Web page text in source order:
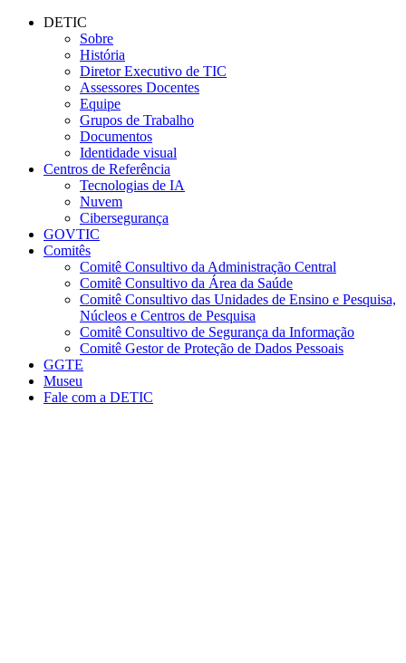
Conteúdo principal
DETIC
Sobre
História
Diretor Executivo de TIC
Assessores Docentes
Equipe
Grupos de Trabalho
Documentos
Identidade visual
Centros de Referência
Tecnologias de IA
Nuvem
Cibersegurança
GOVTIC
Comitês
Comitê Consultivo da Administração Central
Comitê Consultivo da Área da Saúde
Comitê Consultivo das Unidades de Ensino e Pesquisa,
Núcleos e Centros de Pesquisa
Comitê Consultivo de Segurança da Informação
Comitê Gestor de Proteção de Dados Pessoais
GGTE
Museu
Fale com a DETIC